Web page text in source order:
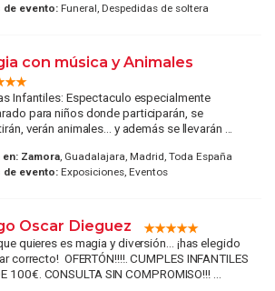
de evento:Funeral, Despedidas de soltera
con música y Animales
Infantiles: Espectaculo especialmente
para niños donde participarán, se
verán animales... y además se llevarán ...
en: Zamora, Guadalajara, Madrid, Toda España
de evento:Exposiciones, Eventos
Oscar Dieguez
quieres es magia y diversión… ¡has elegido
correcto! OFERTÓN!!!!. CUMPLES INFANTILES
100€. CONSULTA SIN COMPROMISO!!! ...